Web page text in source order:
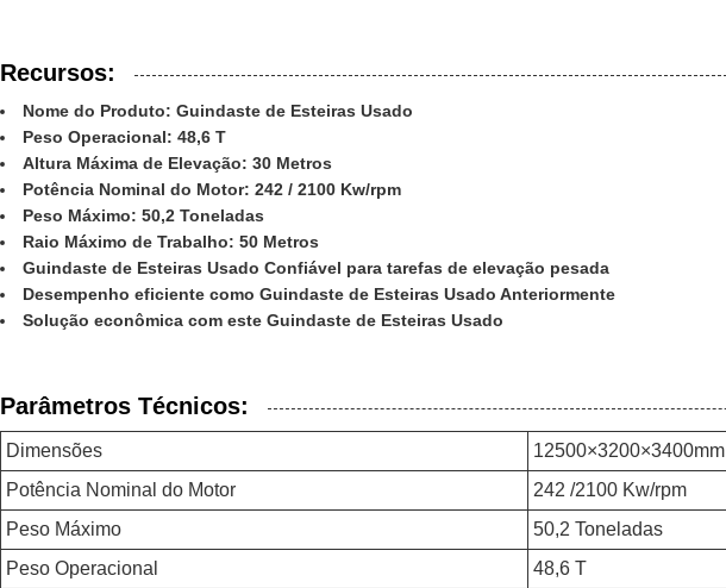
Recursos:
Nome do Produto: Guindaste de Esteiras Usado
Peso Operacional: 48,6 T
Altura Máxima de Elevação: 30 Metros
Potência Nominal do Motor: 242 / 2100 Kw/rpm
Peso Máximo: 50,2 Toneladas
Raio Máximo de Trabalho: 50 Metros
Guindaste de Esteiras Usado Confiável para tarefas de elevação pesada
Desempenho eficiente como Guindaste de Esteiras Usado Anteriormente
Solução econômica com este Guindaste de Esteiras Usado
Parâmetros Técnicos:
Dimensões
12500×3200×3400mm
Potência Nominal do Motor
242 /2100 Kw/rpm
Peso Máximo
50,2 Toneladas
Peso Operacional
48,6 T